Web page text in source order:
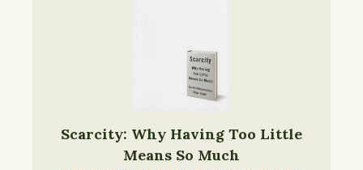
Scarcity: Why Having Too Little
Means So Much